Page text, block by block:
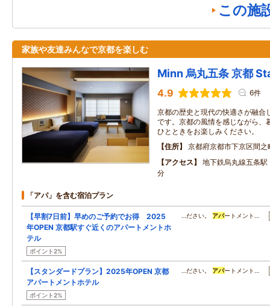
この施
家族や友達みんなで京都を楽しむ
Minn 烏丸五条 京都
4.9 6件
京都の歴史と現代の快適さが融合
です。京都の風情を感じながら、
ひとときをお楽しみください。
住所
京都府京都市下京区間
アクセス
地下鉄烏丸線五条
分
「アパ」を含む宿泊プラン
【早割7日前】早めのご予約でお得 2025
年OPEN 京都駅すぐ近くのアパートメントホ
テル
ポイント2%
…ださい。 アパートメント…
【スタンダードプラン】2025年OPEN 京都
アパートメントホテル
ポイント2%
…ださい。 アパートメント…